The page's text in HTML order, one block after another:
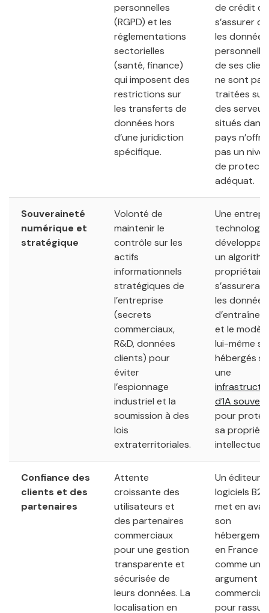
personnelles
(RGPD) et les
réglementations
sectorielles
(santé, finance)
qui imposent des
restrictions sur
les transferts de
données hors
d’une juridiction
spécifique.
de crédit
s’assurer
les données
de ses
ne sont pas
traitées sur
des
situés dans
pays
pas un
de
adéquat.
Souveraineté
numérique et
stratégique
Volonté de
maintenir le
contrôle sur les
actifs
informationnels
stratégiques de
l’entreprise
(secrets
commerciaux,
R&D, données
clients) pour
éviter
l’espionnage
industriel et la
soumission à des
lois
extraterritoriales.
Une
un
propriétaire
s’assurera
les données
et le modèle
lui-même
hébergés
une
d’IA
pour
sa propriété
Confiance des
clients et des
partenaires
Attente
croissante des
utilisateurs et
des partenaires
commerciaux
pour une gestion
transparente et
sécurisée de
leurs données. La
localisation en
Un éditeur
logiciels B2B
met en
son
en France
comme un
argument
commercial
pour